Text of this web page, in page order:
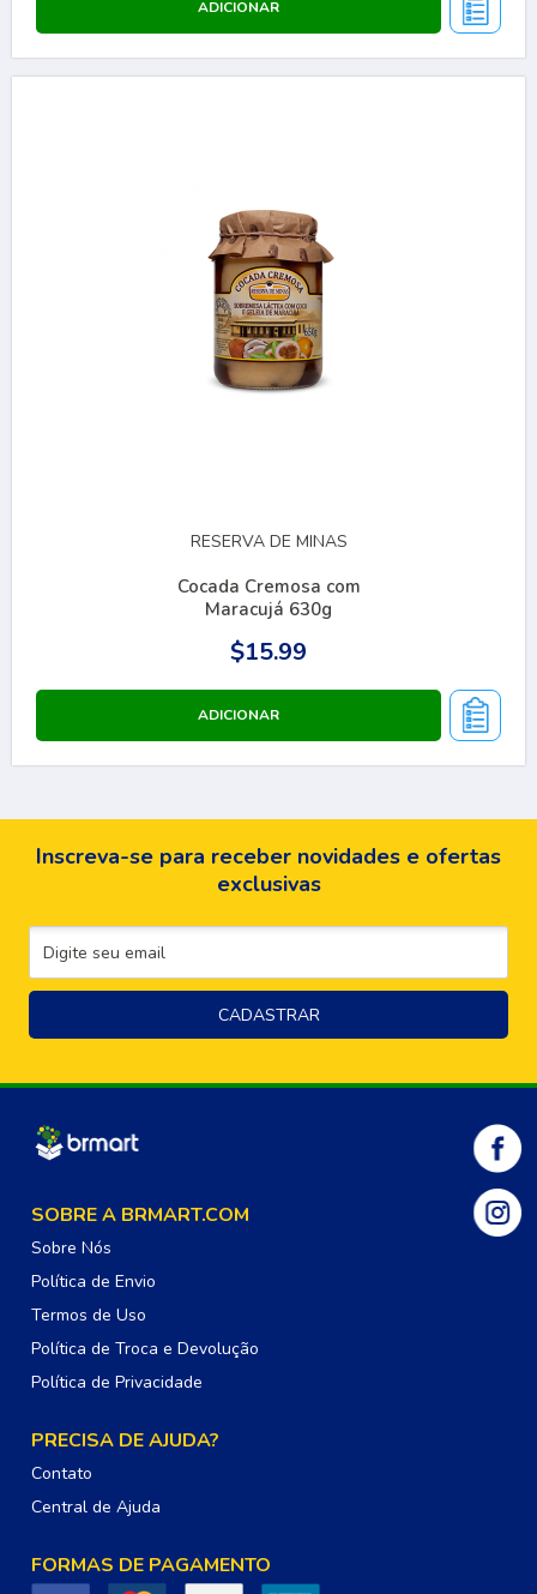
RESERVA DE MINAS
Cocada Cremosa com
Maracujá 630g
$15.99
Inscreva-se para receber novidades e ofertas
exclusivas
SOBRE A BRMART.COM
Sobre Nós
Política de Envio
Termos de Uso
Política de Troca e Devolução
Política de Privacidade
PRECISA DE AJUDA?
Contato
Central de Ajuda
FORMAS DE PAGAMENTO